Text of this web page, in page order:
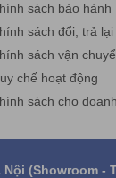
sách bảo hành
sách đổi, trả lại
sách vận
chế hoạt động
sách cho
Nội (Showroom -